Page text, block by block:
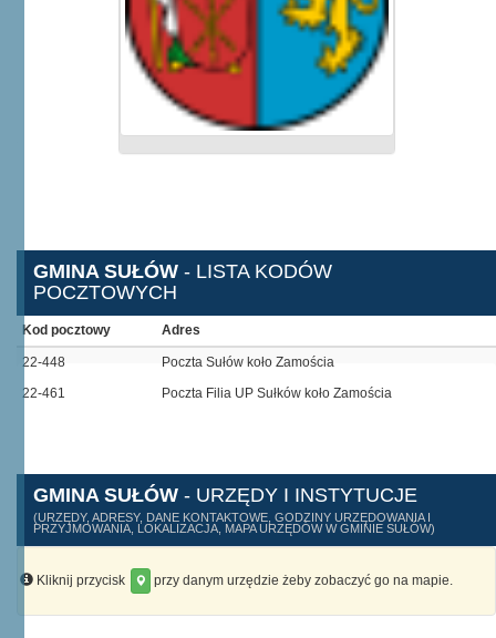
GMINA SUŁÓW - LISTA KODÓW
POCZTOWYCH
Kod pocztowy Adres
22-448
Poczta Sułów koło Zamościa
22-461
Poczta Filia UP Sułków koło Zamościa
GMINA SUŁÓW - URZĘDY I INSTYTUCJE
(URZĘDY, ADRESY, DANE KONTAKTOWE, GODZINY URZĘDOWANIA I
PRZYJMOWANIA, LOKALIZACJA, MAPA URZĘDÓW W GMINIE SUŁÓW)
Kliknij przycisk przy danym urzędzie żeby zobaczyć go na mapie.